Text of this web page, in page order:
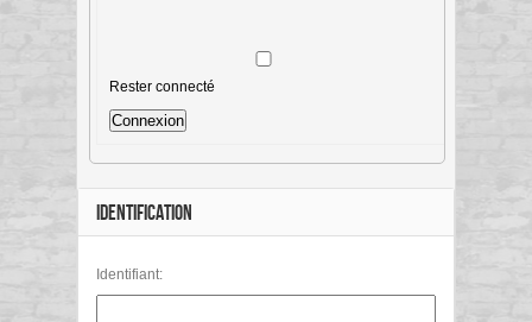
Rester connecté
Connexion
IDENTIFICATION
Identifiant: